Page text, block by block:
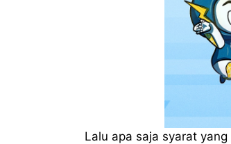
Lalu apa saja syarat